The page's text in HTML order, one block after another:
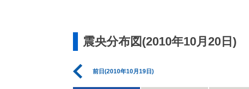
震央分布図(2010年10月20日)
前日(2010年10月19日)